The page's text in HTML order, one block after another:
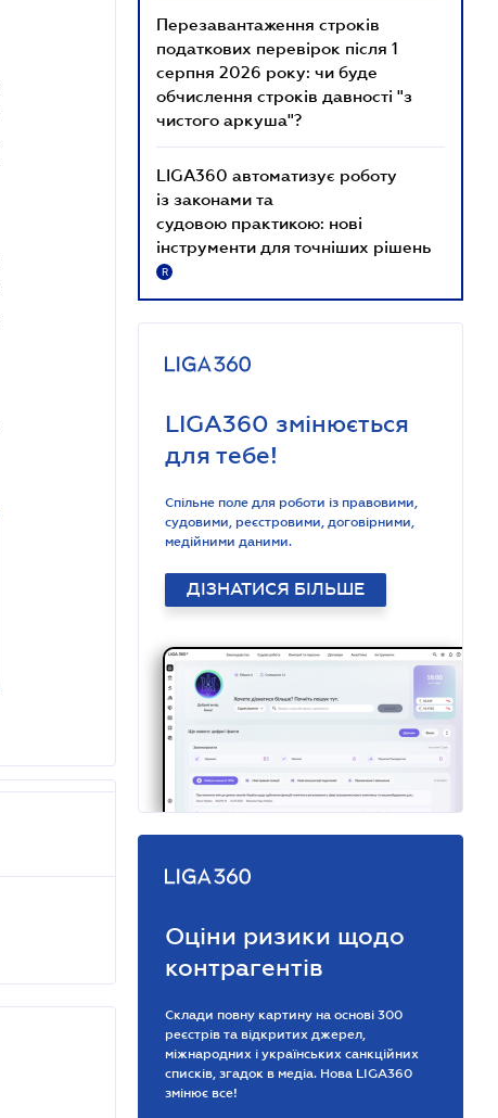
Перезавантаження строків
податкових перевірок після 1
серпня 2026 року: чи буде
обчислення строків давності "з
чистого аркуша"?
LIGA360 автоматизує роботу
із законами та
судовою практикою: нові
інструменти для точніших рішень
R
LIGA360 змінюється
для тебе!
Спільне поле для роботи із правовими,
судовими, реєстровими, договірними,
медійними даними.
ДІЗНАТИСЯ БІЛЬШЕ
Оціни ризики щодо
контрагентів
Склади повну картину на основі 300
реєстрів та відкритих джерел,
міжнародних і українських санкційних
списків, згадок в медіа. Нова LIGA360
змінює все!